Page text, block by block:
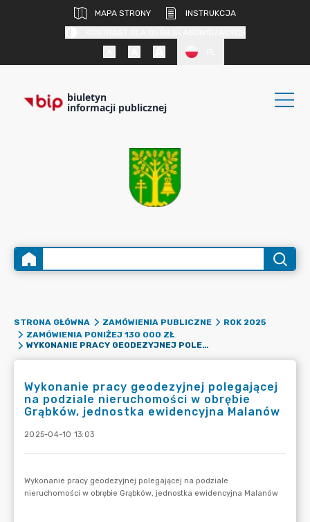
MAPA STRONY
INSTRUKCJA
biuletyn
informacji publicznej
STRONA GŁÓWNA ZAMÓWIENIA PUBLICZNE
ROK 2025
ZAMÓWIENIA PONIŻEJ 130 000 ZŁ
WYKONANIE PRACY GEODEZYJNEJ POLEGAJĄCEJ NA PODZIALE NIERUCHOMOŚCI W OBRĘBIE GRĄBKÓW, JEDNOSTKA EWIDENCYJNA MALANÓW
Wykonanie pracy geodezyjnej polegającej
na podziale nieruchomości w obrębie
Grąbków, jednostka ewidencyjna Malanów
2025-04-10 13:03